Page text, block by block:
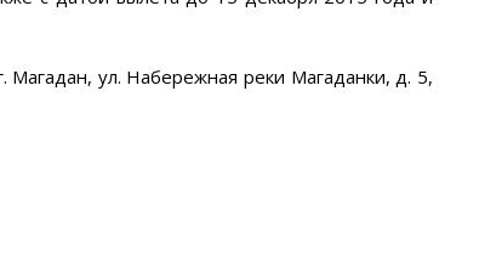
Магадан, ул. Набережная реки Магаданки, д. 5,